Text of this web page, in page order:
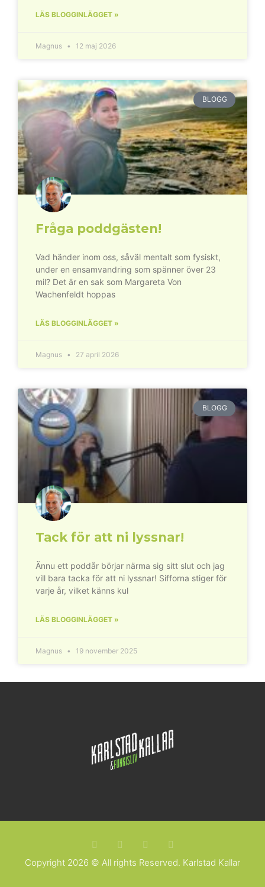
LÄS BLOGGINLÄGGET »
Magnus 12 maj 2026
BLOGG
Fråga poddgästen!
Vad händer inom oss, såväl mentalt som fysiskt,
under en ensamvandring som spänner över 23
mil? Det är en sak som Margareta Von
Wachenfeldt hoppas
LÄS BLOGGINLÄGGET »
Magnus 27 april 2026
BLOGG
Tack för att ni lyssnar!
Ännu ett poddår börjar närma sig sitt slut och jag
vill bara tacka för att ni lyssnar! Sifforna stiger för
varje år, vilket känns kul
LÄS BLOGGINLÄGGET »
Magnus 19 november 2025
Copyright 2026 © All rights Reserved. Karlstad Kallar